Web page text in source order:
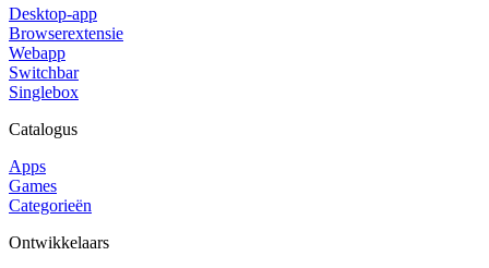
Desktop-app
Browserextensie
Webapp
Switchbar
Singlebox
Catalogus
Apps
Games
Categorieën
Ontwikkelaars